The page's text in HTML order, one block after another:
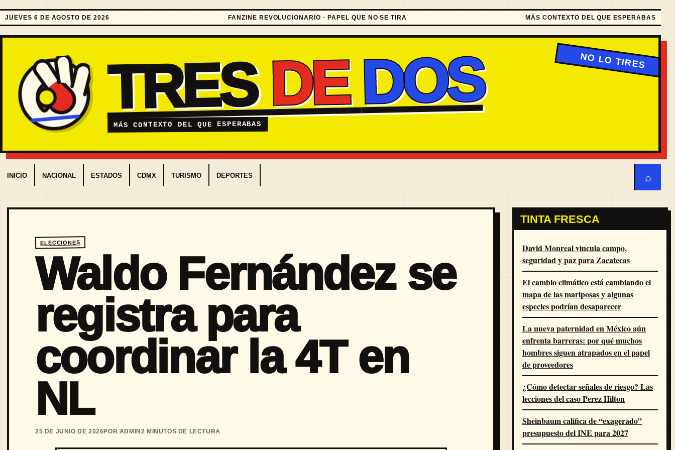
JUEVES 6 DE AGOSTO DE 2026 FANZINE REVOLUCIONARIO · PAPEL QUE NO SE TIRA MÁS CONTEXTO DEL QUE ESPERABAS
TRESDE DOS
MÁS CONTEXTO DEL QUE ESPERABAS
INICIO NACIONAL ESTADOS CDMX TURISMO DEPORTES ⌕
ELECCIONES
Waldo Fernández se
registra para
coordinar la 4T en
NL
25 DE JUNIO DE 2026POR ADMIN 2 MINUTOS DE LECTURA
TINTA FRESCA
David Monreal vincula campo,
seguridad y paz para Zacatecas
El cambio climático está cambiando el
mapa de las mariposas y algunas
especies podrían desaparecer
La nueva paternidad en México aún
enfrenta barreras: por qué muchos
hombres siguen atrapados en el papel
de proveedores
¿Cómo detectar señales de riesgo? Las
lecciones del caso Perez Hilton
Sheinbaum califica de “exagerado”
presupuesto del INE para 2027